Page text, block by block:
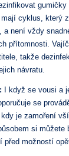
cyklus, který
a není vždy
přítomnosti.
takže
návratu.
I když se vousi a
se
je zamoření
si můžete
před možností